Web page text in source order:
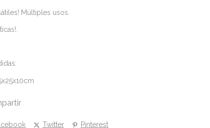
Múltiples usos.
Twitter Pinterest